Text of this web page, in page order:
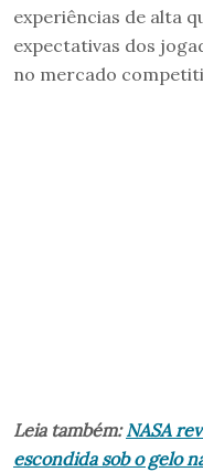
experiências de alta
expectativas dos
no mercado
Leia também:NASA
escondida sob o gelo